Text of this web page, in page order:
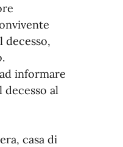
decesso,
informare
al
casa di